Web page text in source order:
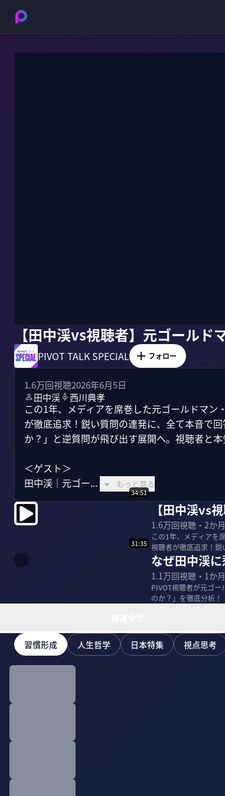
【田中渓vs視聴者】元ゴールド
PIVOT TALK SPECIAL フォロー
1.6万回視聴2026年6月5日
田中渓
西川典孝
この1年、メディアを席巻した元ゴールドマ
が徹底追求！鋭い質問の連発に、全て本音で
か？」と逆質問が飛び出す展開へ。視聴者と
＜ゲスト＞
田中渓｜元ゴー...
もっと見る
34:51
【田中渓vs
1.6万回視聴・ 2か
この1年、メディアを
視聴者が徹底追求！
すべきか？」...
31:35
なぜ田中渓
1.1万回視聴・ 1か
PIVOT視聴者が元ゴ
のか？」を徹底分析！ ＜ゲスト＞ 田中渓｜元ゴールドマン・サックス 1982年横浜市生まれ。上智大
習慣形成 人生哲学 日本特集 視点思考